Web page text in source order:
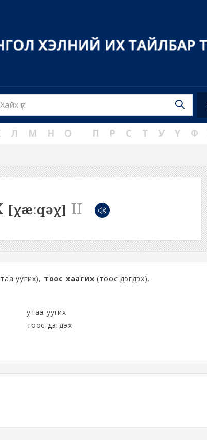
Dropdown
Л М Н О П Р С Т У Ү Ф
[χæːqəχ] II
уугих), тоос хаагих (тоос дэгдэх).
утаа уугих
тоос дэгдэх